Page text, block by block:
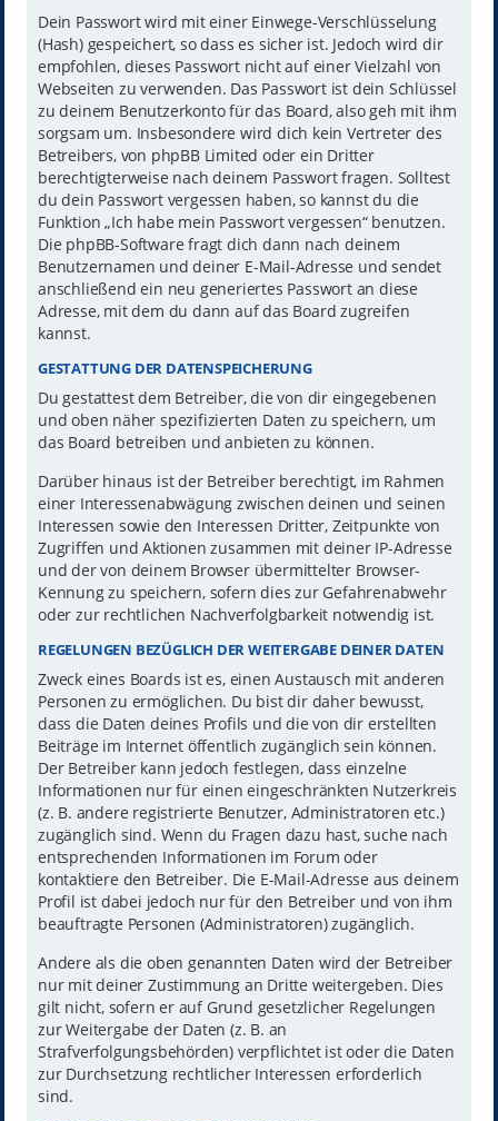
Dein Passwort wird mit einer Einwege-Verschlüsselung
(Hash) gespeichert, so dass es sicher ist. Jedoch wird dir
empfohlen, dieses Passwort nicht auf einer Vielzahl von
Webseiten zu verwenden. Das Passwort ist dein Schlüssel
zu deinem Benutzerkonto für das Board, also geh mit ihm
sorgsam um. Insbesondere wird dich kein Vertreter des
Betreibers, von phpBB Limited oder ein Dritter
berechtigterweise nach deinem Passwort fragen. Solltest
du dein Passwort vergessen haben, so kannst du die
Funktion „Ich habe mein Passwort vergessen“ benutzen.
Die phpBB-Software fragt dich dann nach deinem
Benutzernamen und deiner E-Mail-Adresse und sendet
anschließend ein neu generiertes Passwort an diese
Adresse, mit dem du dann auf das Board zugreifen
kannst.
GESTATTUNG DER DATENSPEICHERUNG
Du gestattest dem Betreiber, die von dir eingegebenen
und oben näher spezifizierten Daten zu speichern, um
das Board betreiben und anbieten zu können.
Darüber hinaus ist der Betreiber berechtigt, im Rahmen
einer Interessenabwägung zwischen deinen und seinen
Interessen sowie den Interessen Dritter, Zeitpunkte von
Zugriffen und Aktionen zusammen mit deiner IP-Adresse
und der von deinem Browser übermittelter Browser-
Kennung zu speichern, sofern dies zur Gefahrenabwehr
oder zur rechtlichen Nachverfolgbarkeit notwendig ist.
REGELUNGEN BEZÜGLICH DER WEITERGABE DEINER DATEN
Zweck eines Boards ist es, einen Austausch mit anderen
Personen zu ermöglichen. Du bist dir daher bewusst,
dass die Daten deines Profils und die von dir erstellten
Beiträge im Internet öffentlich zugänglich sein können.
Der Betreiber kann jedoch festlegen, dass einzelne
Informationen nur für einen eingeschränkten Nutzerkreis
(z. B. andere registrierte Benutzer, Administratoren etc.)
zugänglich sind. Wenn du Fragen dazu hast, suche nach
entsprechenden Informationen im Forum oder
kontaktiere den Betreiber. Die E-Mail-Adresse aus deinem
Profil ist dabei jedoch nur für den Betreiber und von ihm
beauftragte Personen (Administratoren) zugänglich.
Andere als die oben genannten Daten wird der Betreiber
nur mit deiner Zustimmung an Dritte weitergeben. Dies
gilt nicht, sofern er auf Grund gesetzlicher Regelungen
zur Weitergabe der Daten (z. B. an
Strafverfolgungsbehörden) verpflichtet ist oder die Daten
zur Durchsetzung rechtlicher Interessen erforderlich
sind.